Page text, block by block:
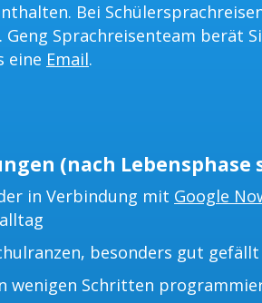
Bei
Sprachreisenteam berät
eine Email.
(nach Lebensphase
in Verbindung mit Google
besonders gut
wenigen Schritten